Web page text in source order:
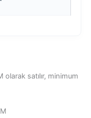
olarak satılır, minimum